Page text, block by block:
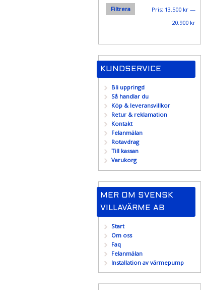
Min
pris
Max
pris
Filtrera Pris: 13.500 kr—
20.900 kr
KUNDSERVICE
Bli uppringd
Så handlar du
Köp & leveransvillkor
Retur & reklamation
Kontakt
Felanmälan
Rotavdrag
Till kassan
Varukorg
MER OM SVENSK
VILLAVÄRME AB
Start
Om oss
Faq
Felanmälan
Installation av värmepump